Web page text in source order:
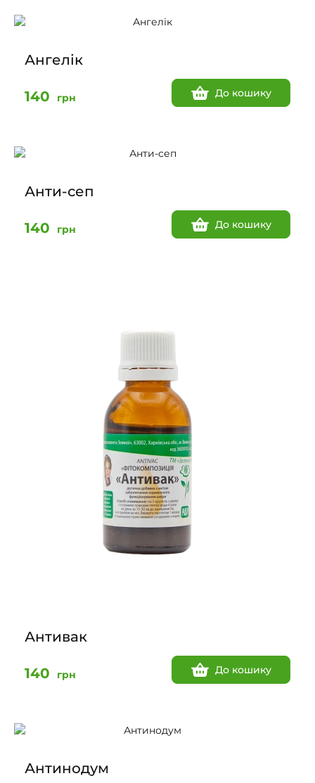
Ангелік
140 грн До кошику
Анти-сеп
140 грн До кошику
Антивак
140 грн До кошику
Антинодум